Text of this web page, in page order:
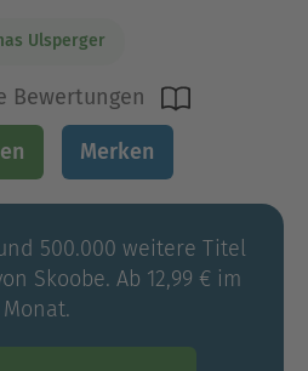
Ulsperger
Bewertungen
Merken
500.000 weitere Titel
Skoobe. Ab 12,99 € im
Monat.